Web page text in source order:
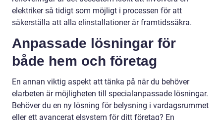
elektriker så tidigt som möjligt i processen för att
säkerställa att alla elinstallationer är framtidssäkra.
Anpassade lösningar för
både hem och företag
En annan viktig aspekt att tänka på när du behöver
elarbeten är möjligheten till specialanpassade lösningar.
Behöver du en ny lösning för belysning i vardagsrummet
eller ett avancerat elsystem för ditt företag? En